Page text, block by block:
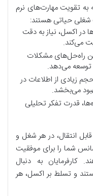
تقویت مهارت‌های نرم
شغلی حیاتی هستند:
در اکسل، نیاز به دقت
می‌کند.
راه‌حل‌های مشکلات
توسعه می‌دهد.
زیادی از اطلاعات در
می‌بخشد.
قدرت تفکر تحلیلی
انتقال، در هر شغل و
شما را برای موفقیت
کارفرمایان به دنبال
و تسلط بر اکسل، هر